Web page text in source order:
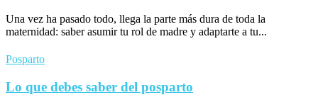
Una vez ha pasado todo, llega la parte más dura de toda la
maternidad: saber asumir tu rol de madre y adaptarte a tu...
Posparto
Lo que debes saber del posparto